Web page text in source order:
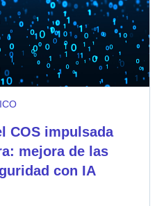
COS impulsada
mejora de las
con IA